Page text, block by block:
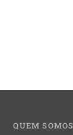
QUEM SOMOS